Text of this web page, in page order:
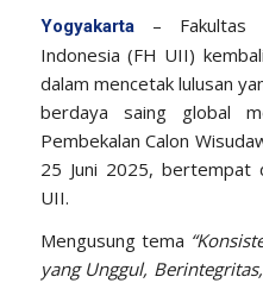
Yogyakarta– Fakultas
Indonesia (FH UII)
dalam mencetak lulusan
berdaya saing global
Pembekalan Calon
25 Juni 2025, bertempat
UII.
Mengusung tema
yang Unggul,